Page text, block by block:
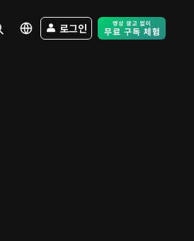
로그인 Free Trial -